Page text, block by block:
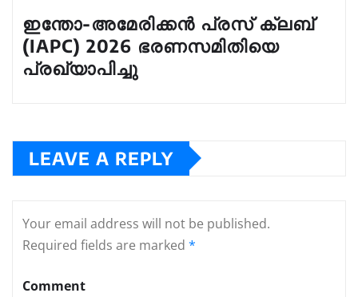
ഇന്തോ-അമേരിക്കൻ പ്രസ് ക്ലബ്
(IAPC) 2026 ഭരണസമിതിയെ
പ്രഖ്യാപിച്ചു
LEAVE A REPLY
Your email address will not be published.
Required fields are marked *
Comment